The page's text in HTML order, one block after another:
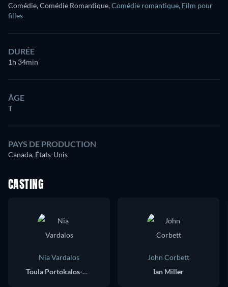
Comédie, Comédie Romantique,Comédie romantique, Film pour
filles
DURÉE
1h 34min
ÂGE
T
PAYS DE PRODUCTION
Canada, États-Unis
CASTING
Nia Vardalos
Toula Portokalos-Miller
John Corbett
Ian Miller